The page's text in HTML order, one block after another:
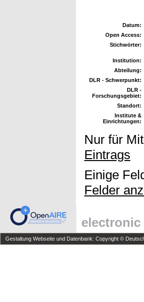
Datum:
Open Access:
Stichwörter:
Institution:
Abteilung:
DLR - Schwerpunkt:
DLR -
Forschungsgebiet:
Standort:
Institute &
Einrichtungen:
Nur für
Eintrags
Einige
Felder
Gestaltung Webseite und Datenbank: Copyright ©